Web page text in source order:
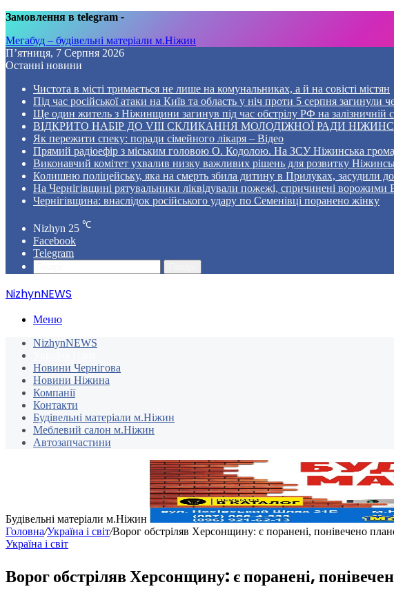
Замовлення в telegram -
Мегабуд – будівельні матеріали м.Ніжин
П’ятниця, 7 Серпня 2026
Останні новини
Чистота в місті тримається не лише на комунальниках, а й на совісті містян
Під час російської атаки на Київ та область у ніч проти 5 серпня загинули
Ще один житель з Ніжинщини загинув під час обстрілу РФ на залізничній
ВІДКРИТО НАБІР ДО VIII СКЛИКАННЯ МОЛОДІЖНОЇ РАДИ
Як пережити спеку: поради сімейного лікаря – Відео
Прямий радіоефір з міським головою О. Кодолою. На ЗСУ Ніжинська
Виконавчий комітет ухвалив низку важливих рішень для розвитку
Колишню поліцейську, яка на смерть збила дитину в Прилуках, засудили
На Чернігівщині рятувальники ліквідували пожежі, спричинені
Чернігівщина: внаслідок російського удару по Семенівці поранено жінку
Nizhyn 25 ℃
Facebook
Telegram
NizhynNEWS
Меню
NizhynNEWS
Новини Чернігова
Новини Ніжина
Компанії
Контакти
Будівельні матеріали м.Ніжин
Меблевий салон м.Ніжин
Автозапчастини
Будівельні матеріали м.Ніжин
Головна/Україна і світ/Ворог обстріляв Херсонщину: є поранені, понівечено
Україна і світ
Ворог обстріляв Херсонщину: є поранені,